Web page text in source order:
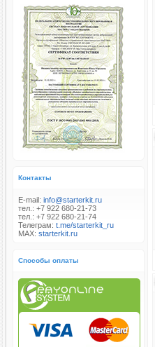
Контакты
E-mail: info@starterkit.ru
тел.: +7 922 680-21-73
тел.: +7 922 680-21-74
Телеграм: t.me/starterkit_ru
MAX: starterkit.ru
Способы оплаты